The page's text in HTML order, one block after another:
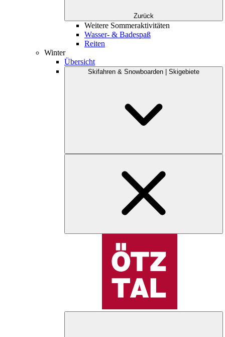
Zurück
Weitere Sommeraktivitäten
Wasser- & Badespaß
Reiten
Winter
Übersicht
Skifahren & Snowboarden | Skigebiete